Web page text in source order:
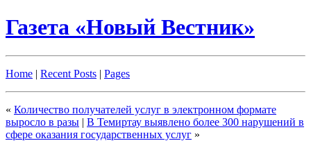
Газета «Новый Вестник»
Home | Recent Posts | Pages
« Количество получателей услуг в электронном формате
выросло в разы | В Темиртау выявлено более 300 нарушений в
сфере оказания государственных услуг »